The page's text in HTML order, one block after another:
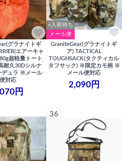
グラナイトギ
エアーキャ
超軽量トート
耐久30Dシルナ
デュラ ※メール
便対応
円
×入荷待ち
メール便
GraniteGear(グラナイトギ
ア) TACTICAL
TOUGHSACK(タクティカル
タフサック) ※限定カモ柄 ※
メール便対応
2,090円
36